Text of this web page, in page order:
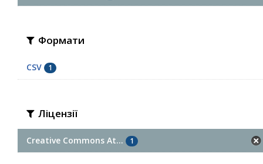
Формати
CSV 1
Ліцензії
Creative Commons At... 1